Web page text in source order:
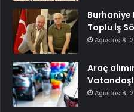
Burhaniye
Toplu İş
Ağustos 8,
Araç
Ağustos 8,